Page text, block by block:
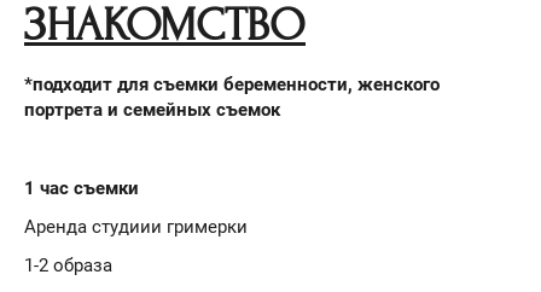
ЗНАКОМСТВО
*подходит для съемки беременности, женского
портрета и семейных съемок
1 час съемки
Аренда студиии гримерки
1-2 образа